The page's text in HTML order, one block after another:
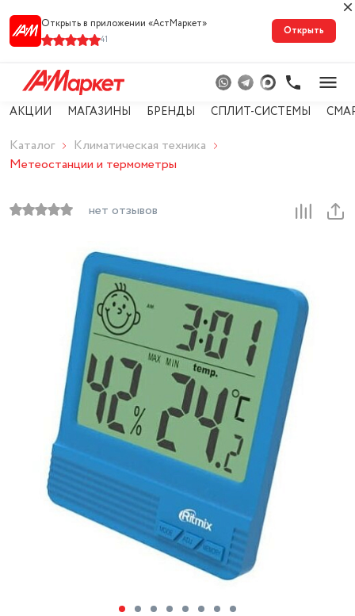
Открыть в приложении «АстМарке‪т‬»
41
Открыть
АКЦИИ МАГАЗИНЫ БРЕНДЫ СПЛИТ-СИСТЕМЫ
Каталог
Климатическая техника
Метеостанции и термометры
нет отзывов